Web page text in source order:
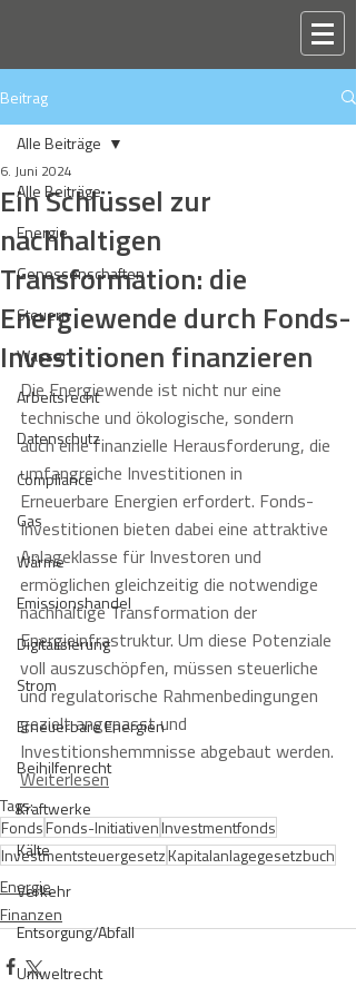
Beitrag
Alle Beiträge
Energie
Genossenschaften
Steuern
Wasser
Arbeitsrecht
Datenschutz
Compliance
Gas
Wärme
Emissionshandel
Digitalisierung
Strom
Erneuerbare Energien
Beihilfenrecht
Kraftwerke
Kälte
Verkehr
Entsorgung/Abfall
Umweltrecht
Alle Beiträge
Ein Schlüssel zur
nachhaltigen
Transformation: die
Energiewende durch Fonds-
Investitionen finanzieren
6. Juni 2024
Die Energiewende ist nicht nur eine
technische und ökologische, sondern
auch eine finanzielle Herausforderung, die
umfangreiche Investitionen in
Erneuerbare Energien erfordert. Fonds-
Investitionen bieten dabei eine attraktive
Anlageklasse für Investoren und
ermöglichen gleichzeitig die notwendige
nachhaltige Transformation der
Energieinfrastruktur. Um diese Potenziale
voll auszuschöpfen, müssen steuerliche
und regulatorische Rahmenbedingungen
gezielt angepasst und
Investitionshemmnisse abgebaut werden.
Weiterlesen
Tags:
FondsFonds-InitiativenInvestmentfonds
InvestmentsteuergesetzKapitalanlagegesetzbuch
Energie
Finanzen